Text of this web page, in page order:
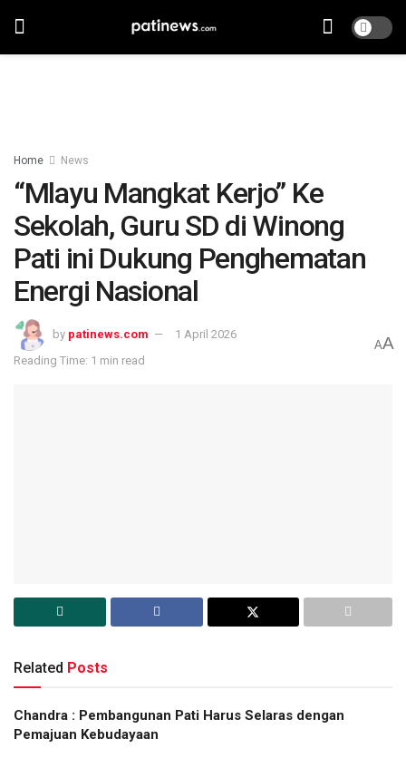
Home News
“Mlayu Mangkat Kerjo” Ke
Sekolah, Guru SD di Winong
Pati ini Dukung Penghematan
Energi Nasional
by patinews.com
1 April 2026
Reading Time: 1 min read
AA
Related Posts
Chandra : Pembangunan Pati Harus Selaras dengan
Pemajuan Kebudayaan